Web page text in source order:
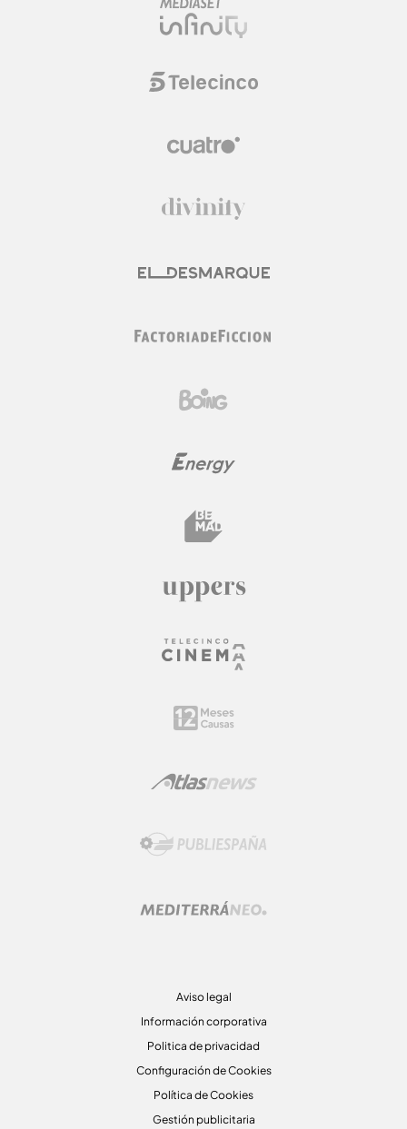
Aviso legal
Información corporativa
Politica de privacidad
Configuración de Cookies
Política de Cookies
Gestión publicitaria